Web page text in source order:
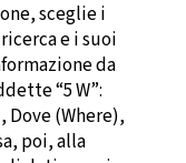
sceglie i
e i suoi
da
“5 W”:
Dove (Where),
poi, alla